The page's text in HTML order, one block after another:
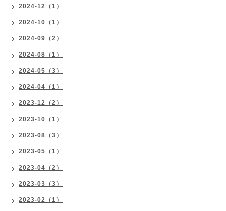
2024-12（1）
2024-10（1）
2024-09（2）
2024-08（1）
2024-05（3）
2024-04（1）
2023-12（2）
2023-10（1）
2023-08（3）
2023-05（1）
2023-04（2）
2023-03（3）
2023-02（1）